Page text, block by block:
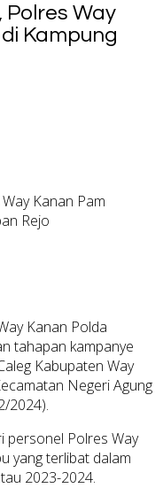
Polres Way
Kampung
Kanan Pam
Rejo
Kanan Polda
tahapan kampanye
Kabupaten Way
Negeri Agung
2024).
personel Polres Way
yang terlibat dalam
2023-2024.